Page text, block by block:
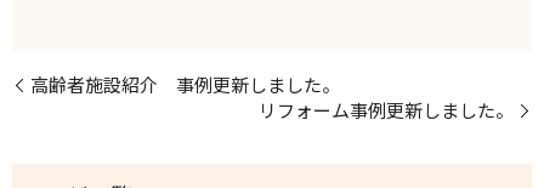
高齢者施設紹介 事例更新しました。
リフォーム事例更新しました。